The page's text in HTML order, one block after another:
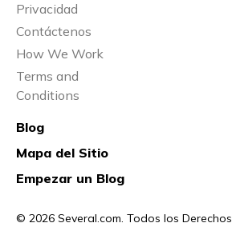
© 2026 Several.com. Todos los Derechos
Privacidad
Contáctenos
How We Work
Terms and
Conditions
Blog
Mapa del Sitio
Empezar un Blog